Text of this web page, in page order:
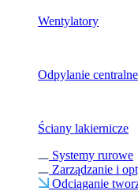
Wentylatory
Odpylanie centralne
Ściany lakiernicze
Systemy rurowe
Zarządzanie i
Odciąganie